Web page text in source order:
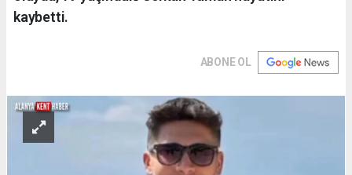
kaybetti.
ABONE OL